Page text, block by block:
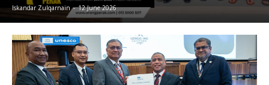
Iskandar Zulqarnain - 12 June 2026